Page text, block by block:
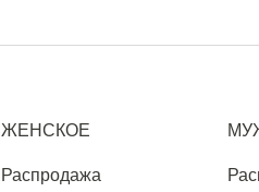
ЖЕНСКОЕ
Распродажа